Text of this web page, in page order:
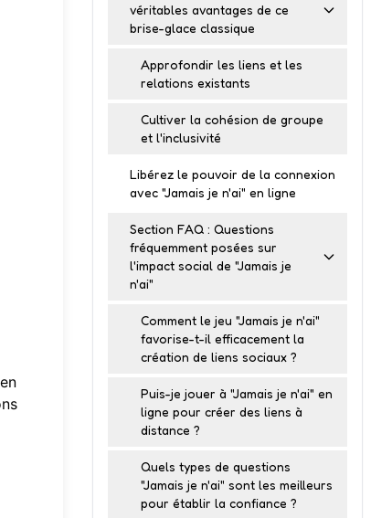
véritables avantages de ce
brise-glace classique
Approfondir les liens et les
relations existants
Cultiver la cohésion de groupe
et l'inclusivité
Libérez le pouvoir de la connexion
avec "Jamais je n'ai" en ligne
Section FAQ : Questions
fréquemment posées sur
l'impact social de "Jamais je
n'ai"
Comment le jeu "Jamais je n'ai"
favorise-t-il efficacement la
création de liens sociaux ?
Puis-je jouer à "Jamais je n'ai" en
ligne pour créer des liens à
distance ?
Quels types de questions
"Jamais je n'ai" sont les meilleurs
pour établir la confiance ?